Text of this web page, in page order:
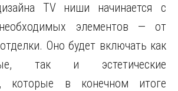
TV ниши начинается с
элементов — от
Оно будет включать как
так и эстетические
которые в конечном итоге